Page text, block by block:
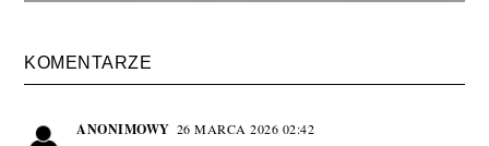
KOMENTARZE
ANONIMOWY 26 MARCA 2026 02:42